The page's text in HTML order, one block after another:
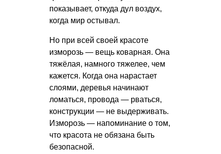
показывает, откуда дул воздух,
когда мир остывал.
Но при всей своей красоте
изморозь — вещь коварная. Она
тяжёлая, намного тяжелее, чем
кажется. Когда она нарастает
слоями, деревья начинают
ломаться, провода — рваться,
конструкции — не выдерживать.
Изморозь — напоминание о том,
что красота не обязана быть
безопасной.